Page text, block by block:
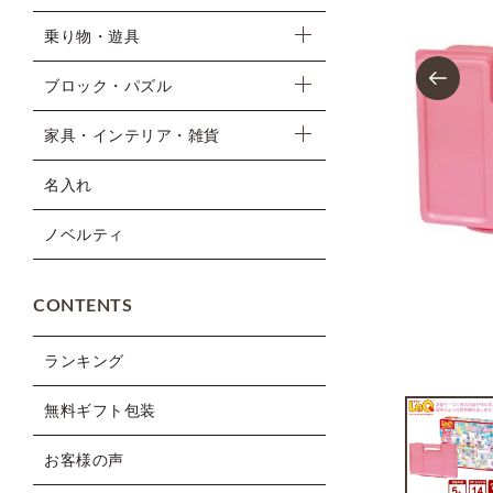
乗り物・遊具
ブロック・パズル
家具・インテリア・雑貨
名入れ
ノベルティ
CONTENTS
ランキング
無料ギフト包装
お客様の声